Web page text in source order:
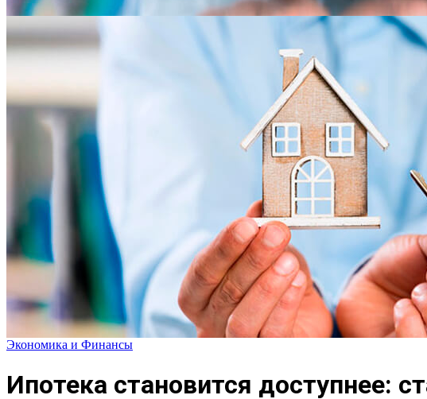
Экономика и Финансы
Ипотека становится доступнее: